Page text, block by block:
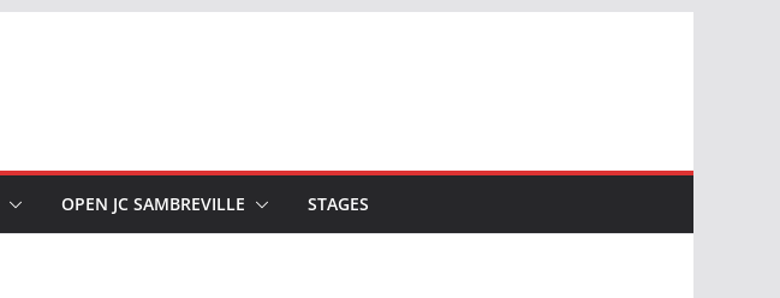
OPEN JC SAMBREVILLE STAGES